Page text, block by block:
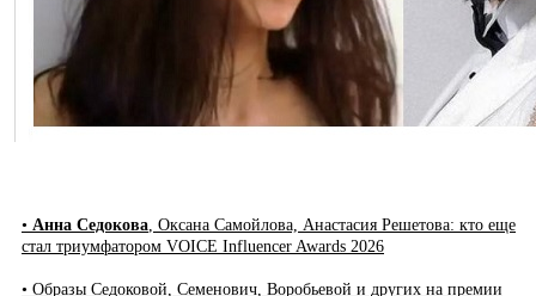
• Анна Седокова, Оксана Самойлова, Анастасия Решетова: кто еще
стал триумфатором VOICE Influencer Awards 2026
• Образы Седоковой, Семенович, Воробьевой и других на премии